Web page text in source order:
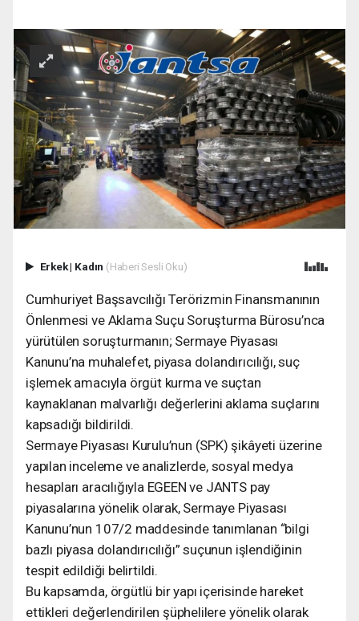
Erkek| Kadın (Haberi Sesli Oku)
Cumhuriyet Başsavcılığı Terörizmin Finansmanının
Önlenmesi ve Aklama Suçu Soruşturma Bürosu’nca
yürütülen soruşturmanın; Sermaye Piyasası
Kanunu’na muhalefet, piyasa dolandırıcılığı, suç
işlemek amacıyla örgüt kurma ve suçtan
kaynaklanan malvarlığı değerlerini aklama suçlarını
kapsadığı bildirildi.
Sermaye Piyasası Kurulu’nun (SPK) şikâyeti üzerine
yapılan inceleme ve analizlerde, sosyal medya
hesapları aracılığıyla EGEEN ve JANTS pay
piyasalarına yönelik olarak, Sermaye Piyasası
Kanunu’nun 107/2 maddesinde tanımlanan “bilgi
bazlı piyasa dolandırıcılığı” suçunun işlendiğinin
tespit edildiği belirtildi.
Bu kapsamda, örgütlü bir yapı içerisinde hareket
ettikleri değerlendirilen şüphelilere yönelik olarak